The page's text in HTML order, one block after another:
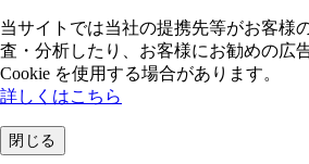
当サイトでは当社の提携先等がお客様
査・分析したり、お客様にお勧めの広
Cookie を使⽤する場合があります。
詳しくはこちら
閉じる